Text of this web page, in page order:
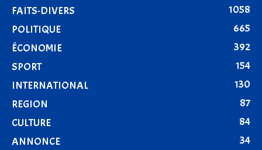
FAITS-DIVERS
1058
POLITIQUE
665
ÉCONOMIE
392
SPORT
154
INTERNATIONAL
130
REGION
87
CULTURE
84
ANNONCE
34